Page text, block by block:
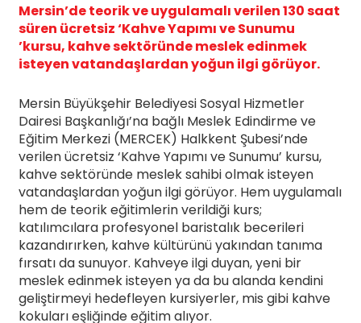
Mersin’de teorik ve uygulamalı verilen 130 saat
süren ücretsiz ‘Kahve Yapımı ve Sunumu
’kursu, kahve sektöründe meslek edinmek
isteyen vatandaşlardan yoğun ilgi görüyor.
Mersin Büyükşehir Belediyesi Sosyal Hizmetler
Dairesi Başkanlığı’na bağlı Meslek Edindirme ve
Eğitim Merkezi (MERCEK) Halkkent Şubesi’nde
verilen ücretsiz ‘Kahve Yapımı ve Sunumu’ kursu,
kahve sektöründe meslek sahibi olmak isteyen
vatandaşlardan yoğun ilgi görüyor. Hem uygulamalı
hem de teorik eğitimlerin verildiği kurs;
katılımcılara profesyonel baristalık becerileri
kazandırırken, kahve kültürünü yakından tanıma
fırsatı da sunuyor. Kahveye ilgi duyan, yeni bir
meslek edinmek isteyen ya da bu alanda kendini
geliştirmeyi hedefleyen kursiyerler, mis gibi kahve
kokuları eşliğinde eğitim alıyor.